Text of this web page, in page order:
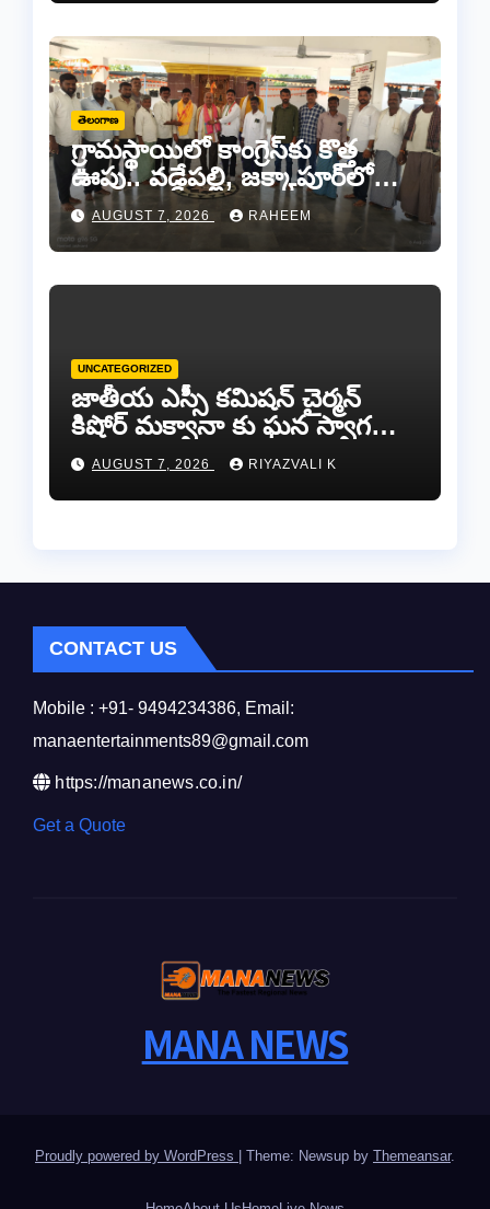
తెలంగాణ
గ్రామస్థాయిలో కాంగ్రెస్‌కు కొత్త
ఊపు.. వడ్డేపల్లి, జక్కాపూర్‌లో
నూతన కమిటీల ఏర్పాటు
AUGUST 7, 2026 RAHEEM
UNCATEGORIZED
జాతీయ ఎస్సీ కమిషన్ చైర్మన్
కిషోర్ మక్వానా కు ఘన స్వాగతం
పలికిన డాక్టర్ పరమశివన్!…
AUGUST 7, 2026 RIYAZVALI K
CONTACT US
Mobile : +91- 9494234386, Email:
manaentertainments89@gmail.com
https://mananews.co.in/
Get a Quote
MANA NEWS
Proudly powered by WordPress | Theme: Newsup by Themeansar.